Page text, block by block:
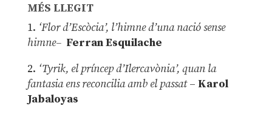
MÉS LLEGIT
1. ‘Flor d’Escòcia’, l’himne d’una nació sense
himne– Ferran Esquilache
2. ‘Tyrik, el príncep d’Ilercavònia’, quan la
fantasia ens reconcilia amb el passat– Karol
Jabaloyas